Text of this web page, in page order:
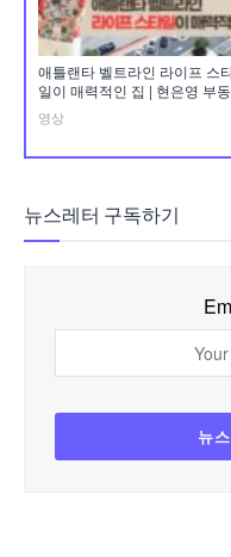
애틀랜타 벨트라인 라이프 스
일이 매력적인 집 | 현은영 부
영상
뉴스레터 구독하기